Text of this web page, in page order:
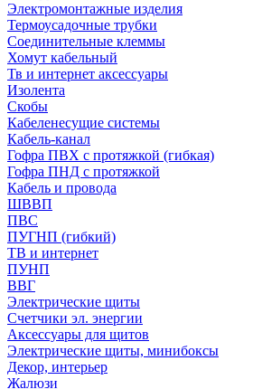
Электромонтажные изделия
Термоусадочные трубки
Соединительные клеммы
Хомут кабельный
Тв и интернет аксессуары
Изолента
Скобы
Кабеленесущие системы
Кабель-канал
Гофра ПВХ с протяжкой (гибкая)
Гофра ПНД с протяжкой
Кабель и провода
ШВВП
ПВС
ПУГНП (гибкий)
ТВ и интернет
ПУНП
ВВГ
Электрические щиты
Счетчики эл. энергии
Аксессуары для щитов
Электрические щиты, минибоксы
Декор, интерьер
Жалюзи